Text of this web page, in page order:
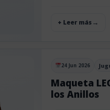
+ Leer más
Publicado el
24 Jun 2026
Maqueta
los Anillos